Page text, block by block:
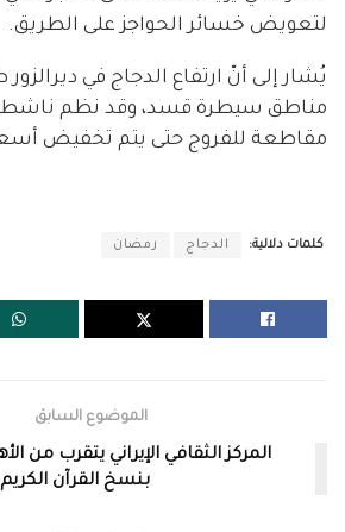
لتعويض خسائر الحواجز على الطريق.
يُشار إلى أنّ ارتفاع الدجاج في
مناطق سيطرة قسد، وقد نظم
مقاطعة للفروج حتى يتم تخفيض
كلمات دلالية: الدجاج رمضان
الموضوع السابق
المركز الثقافي الإيراني يتقرب من
بنسخ القرآن الكريم